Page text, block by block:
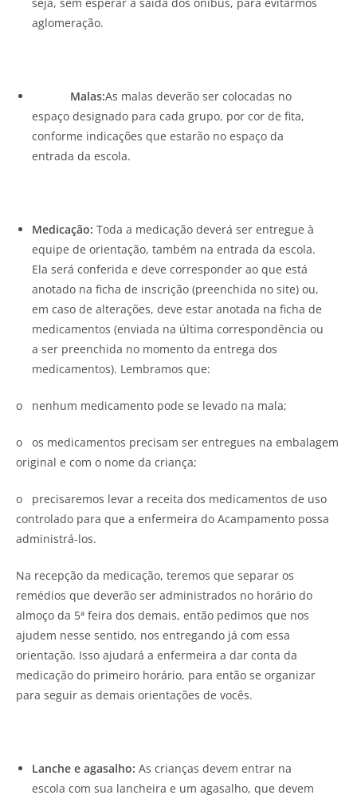
aglomeração.
Malas:As malas deverão ser colocadas no
espaço designado para cada grupo, por cor de fita,
conforme indicações que estarão no espaço da
entrada da escola.
Medicação: Toda a medicação deverá ser entregue à
equipe de orientação, também na entrada da escola.
Ela será conferida e deve corresponder ao que está
anotado na ficha de inscrição (preenchida no site) ou,
em caso de alterações, deve estar anotada na ficha de
medicamentos (enviada na última correspondência ou
a ser preenchida no momento da entrega dos
medicamentos). Lembramos que:
o nenhum medicamento pode se levado na mala;
o os medicamentos precisam ser entregues na embalagem
original e com o nome da criança;
o precisaremos levar a receita dos medicamentos de uso
controlado para que a enfermeira do Acampamento possa
administrá-los.
Na recepção da medicação, teremos que separar os
remédios que deverão ser administrados no horário do
almoço da 5ª feira dos demais, então pedimos que nos
ajudem nesse sentido, nos entregando já com essa
orientação. Isso ajudará a enfermeira a dar conta da
medicação do primeiro horário, para então se organizar
para seguir as demais orientações de vocês.
Lanche e agasalho: As crianças devem entrar na
escola com sua lancheira e um agasalho, que devem